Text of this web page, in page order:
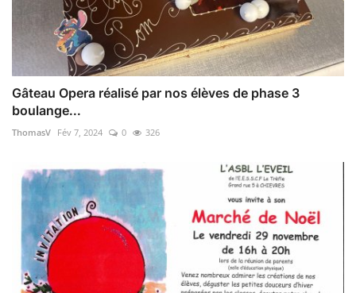
Gâteau Opera réalisé par nos élèves de phase 3
boulange...
ThomasV Fév 7, 2024 0 326